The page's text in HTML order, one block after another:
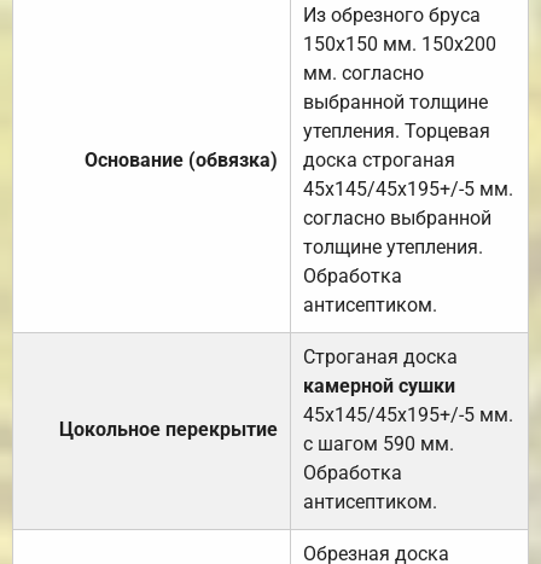
Основание (обвязка)
Из обрезного бруса
150х150 мм. 150х200
мм. согласно
выбранной толщине
утепления. Торцевая
доска строганая
45х145/45х195+/-5 мм.
согласно выбранной
толщине утепления.
Обработка
антисептиком.
Цокольное перекрытие
Строганая доска
камерной сушки
45х145/45х195+/-5 мм.
с шагом 590 мм.
Обработка
антисептиком.
Обрезная доска